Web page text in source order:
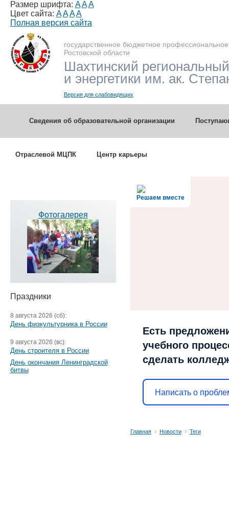
Размер шрифта: A A A
Цвет сайта: A A A A
Полная версия сайта
государственное бюджетное
Ростовской области
Шахтинский
и энергетики им. ак.
Версия для слабовидящих
Сведения об образовательной организации
Отраслевой МЦПК Центр карьеры
Фотогалерея
Праздники
8 августа 2026 (сб):
День физкультурника в России
9 августа 2026 (вс):
День строителя в России
День окончания Ленинградской
битвы
Решаем вместе
Есть
учебного
сделать
Написать о
Главная Новости Теги